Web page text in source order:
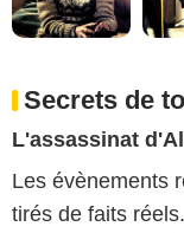
Secrets de
L'assassinat
Les évènements
tirés de faits